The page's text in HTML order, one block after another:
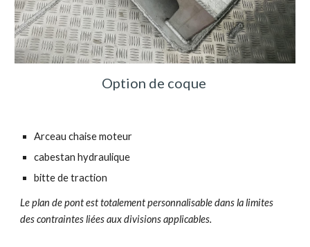
Option de coque
Arceau chaise moteur
cabestan hydraulique
bitte de traction
Le plan de pont est totalement personnalisable dans la limites
des contraintes liées aux divisions applicables.